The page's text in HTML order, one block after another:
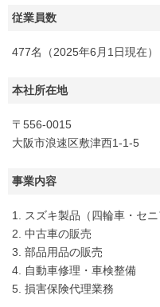
従業員数
477名（2025年6月1日現在）
本社所在地
〒556-0015
大阪市浪速区敷津西1-1-5
事業内容
1. スズキ製品（四輪車・セ
2. 中古車の販売
3. 部品用品の販売
4. 自動車修理・車検整備
5. 損害保険代理業務